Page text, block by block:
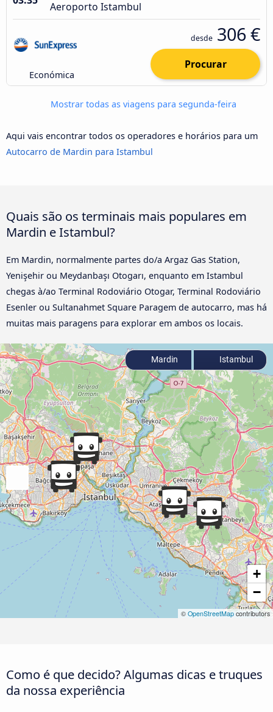
Aeroporto Istambul
Económica
desde 306 €
Procurar
Mostrar todas as viagens para segunda-feira
Aqui vais encontrar todos os operadores e horários para um
Autocarro de Mardin para Istambul
Quais são os terminais mais populares em
Mardin e Istambul?
Em Mardin, normalmente partes do/a Argaz Gas Station,
Yenişehir ou Meydanbaşı Otogarı, enquanto em Istambul
chegas à/ao Terminal Rodoviário Otogar, Terminal Rodoviário
Esenler ou Sultanahmet Square Paragem de autocarro, mas há
muitas mais paragens para explorar em ambos os locais.
+
−
© OpenStreetMap contributors
Mardin Istambul
Como é que decido? Algumas dicas e truques
da nossa experiência